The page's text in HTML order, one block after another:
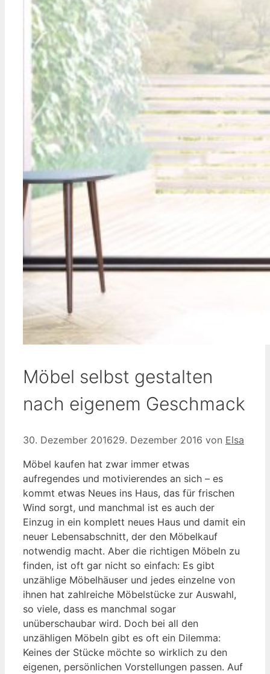
Möbel selbst gestalten
nach eigenem Geschmack
30. Dezember 201629. Dezember 2016 von Elsa
Möbel kaufen hat zwar immer etwas
aufregendes und motivierendes an sich – es
kommt etwas Neues ins Haus, das für frischen
Wind sorgt, und manchmal ist es auch der
Einzug in ein komplett neues Haus und damit ein
neuer Lebensabschnitt, der den Möbelkauf
notwendig macht. Aber die richtigen Möbeln zu
finden, ist oft gar nicht so einfach: Es gibt
unzählige Möbelhäuser und jedes einzelne von
ihnen hat zahlreiche Möbelstücke zur Auswahl,
so viele, dass es manchmal sogar
unüberschaubar wird. Doch bei all den
unzähligen Möbeln gibt es oft ein Dilemma:
Keines der Stücke möchte so wirklich zu den
eigenen, persönlichen Vorstellungen passen. Auf